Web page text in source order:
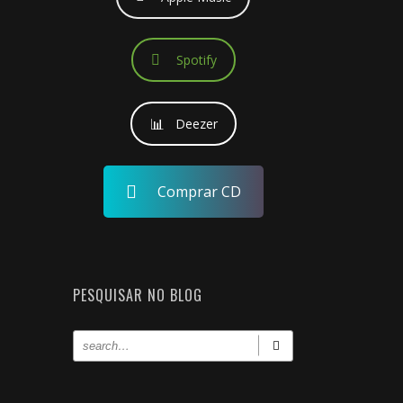
Spotify
Deezer
Comprar CD
PESQUISAR NO BLOG